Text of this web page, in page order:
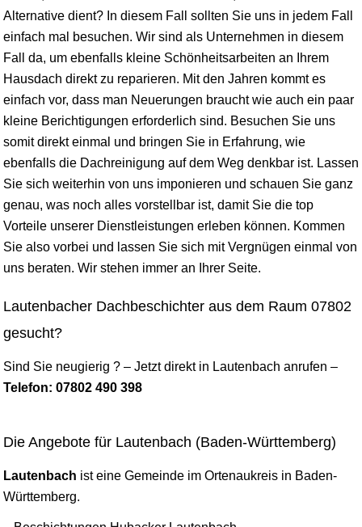
Alternative dient? In diesem Fall sollten Sie uns in jedem Fall
einfach mal besuchen. Wir sind als Unternehmen in diesem
Fall da, um ebenfalls kleine Schönheitsarbeiten an Ihrem
Hausdach direkt zu reparieren. Mit den Jahren kommt es
einfach vor, dass man Neuerungen braucht wie auch ein paar
kleine Berichtigungen erforderlich sind. Besuchen Sie uns
somit direkt einmal und bringen Sie in Erfahrung, wie
ebenfalls die Dachreinigung auf dem Weg denkbar ist. Lassen
Sie sich weiterhin von uns imponieren und schauen Sie ganz
genau, was noch alles vorstellbar ist, damit Sie die top
Vorteile unserer Dienstleistungen erleben können. Kommen
Sie also vorbei und lassen Sie sich mit Vergnügen einmal von
uns beraten. Wir stehen immer an Ihrer Seite.
Lautenbacher Dachbeschichter aus dem Raum 07802
gesucht?
Sind Sie neugierig ? – Jetzt direkt in Lautenbach anrufen –
Telefon: 07802 490 398
Die Angebote für Lautenbach (Baden-Württemberg)
Lautenbach ist eine Gemeinde im Ortenaukreis in Baden-
Württemberg.